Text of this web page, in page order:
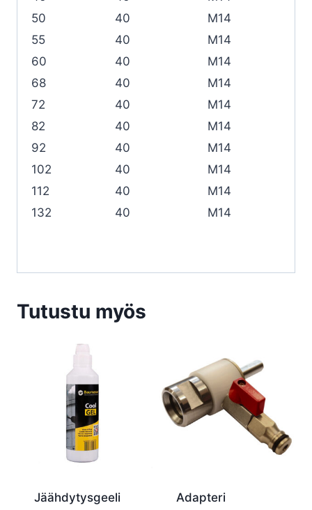
50
40
M14
55
40
M14
60
40
M14
68
40
M14
72
40
M14
82
40
M14
92
40
M14
102
40
M14
112
40
M14
132
40 M14
Tutustu myös
Jäähdytysgeeli
Adapteri